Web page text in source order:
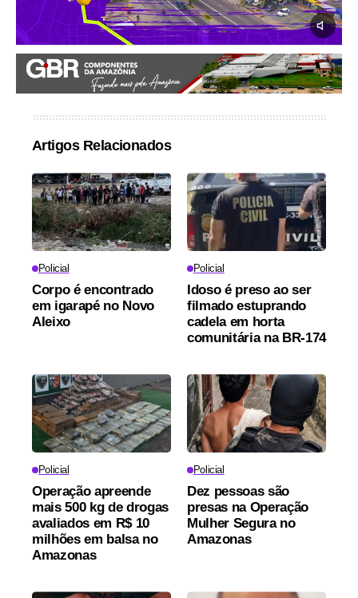
Artigos Relacionados
Policial
Corpo é encontrado
em igarapé no Novo
Aleixo
Policial
Idoso é preso ao ser
filmado estuprando
cadela em horta
comunitária na BR-174
Policial
Operação apreende
mais 500 kg de drogas
avaliados em R$ 10
milhões em balsa no
Amazonas
Policial
Dez pessoas são
presas na Operação
Mulher Segura no
Amazonas